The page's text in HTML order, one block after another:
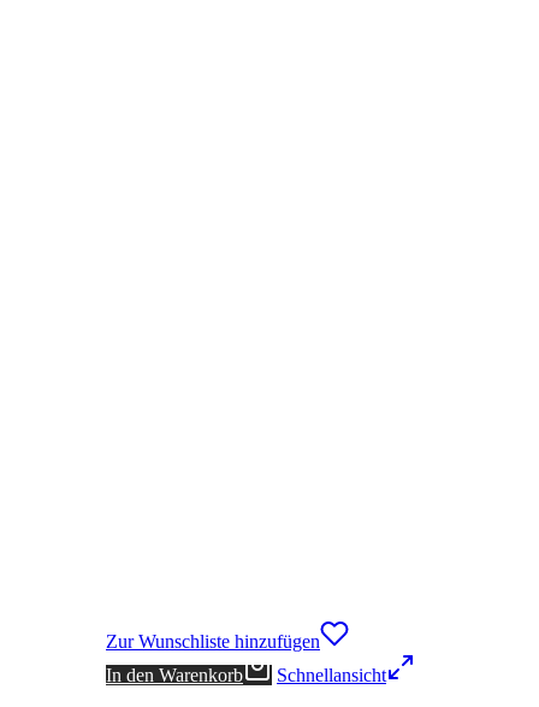
Zur Wunschliste hinzufügen
In den Warenkorb
Schnellansicht